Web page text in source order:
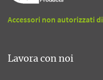
Accessori non autorizzati
Lavora con noi